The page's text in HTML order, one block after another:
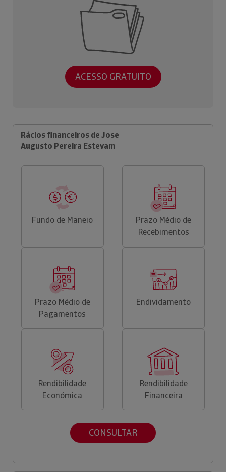
ACESSO GRATUITO
Rácios financeiros de Jose
Augusto Pereira Estevam
Fundo de Maneio
Prazo Médio de
Recebimentos
Prazo Médio de
Pagamentos
Endividamento
Rendibilidade
Económica
Rendibilidade
Financeira
CONSULTAR